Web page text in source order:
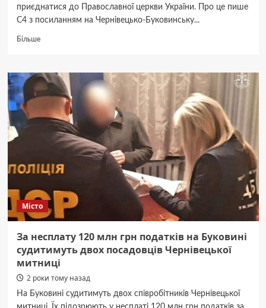
приєднатися до Православної церкви України. Про це пише
С4 з посиланням на Чернівецько-Буковинську...
БільшеДокладніше
громада
із
Путила
проголосувала
ПЦУ
Місто
За несплату 120 млн грн податків на Буковині
судитимуть двох посадовців Чернівецької
митниці
2 роки тому назад
На Буковині судитимуть двох співробітників Чернівецької